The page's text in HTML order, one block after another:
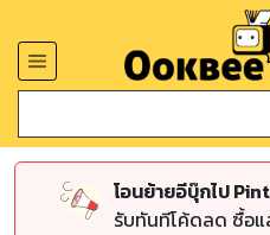
โอนย้ายอีบุ๊กไป
รับทันทีโค้ดลด ซื้อแ